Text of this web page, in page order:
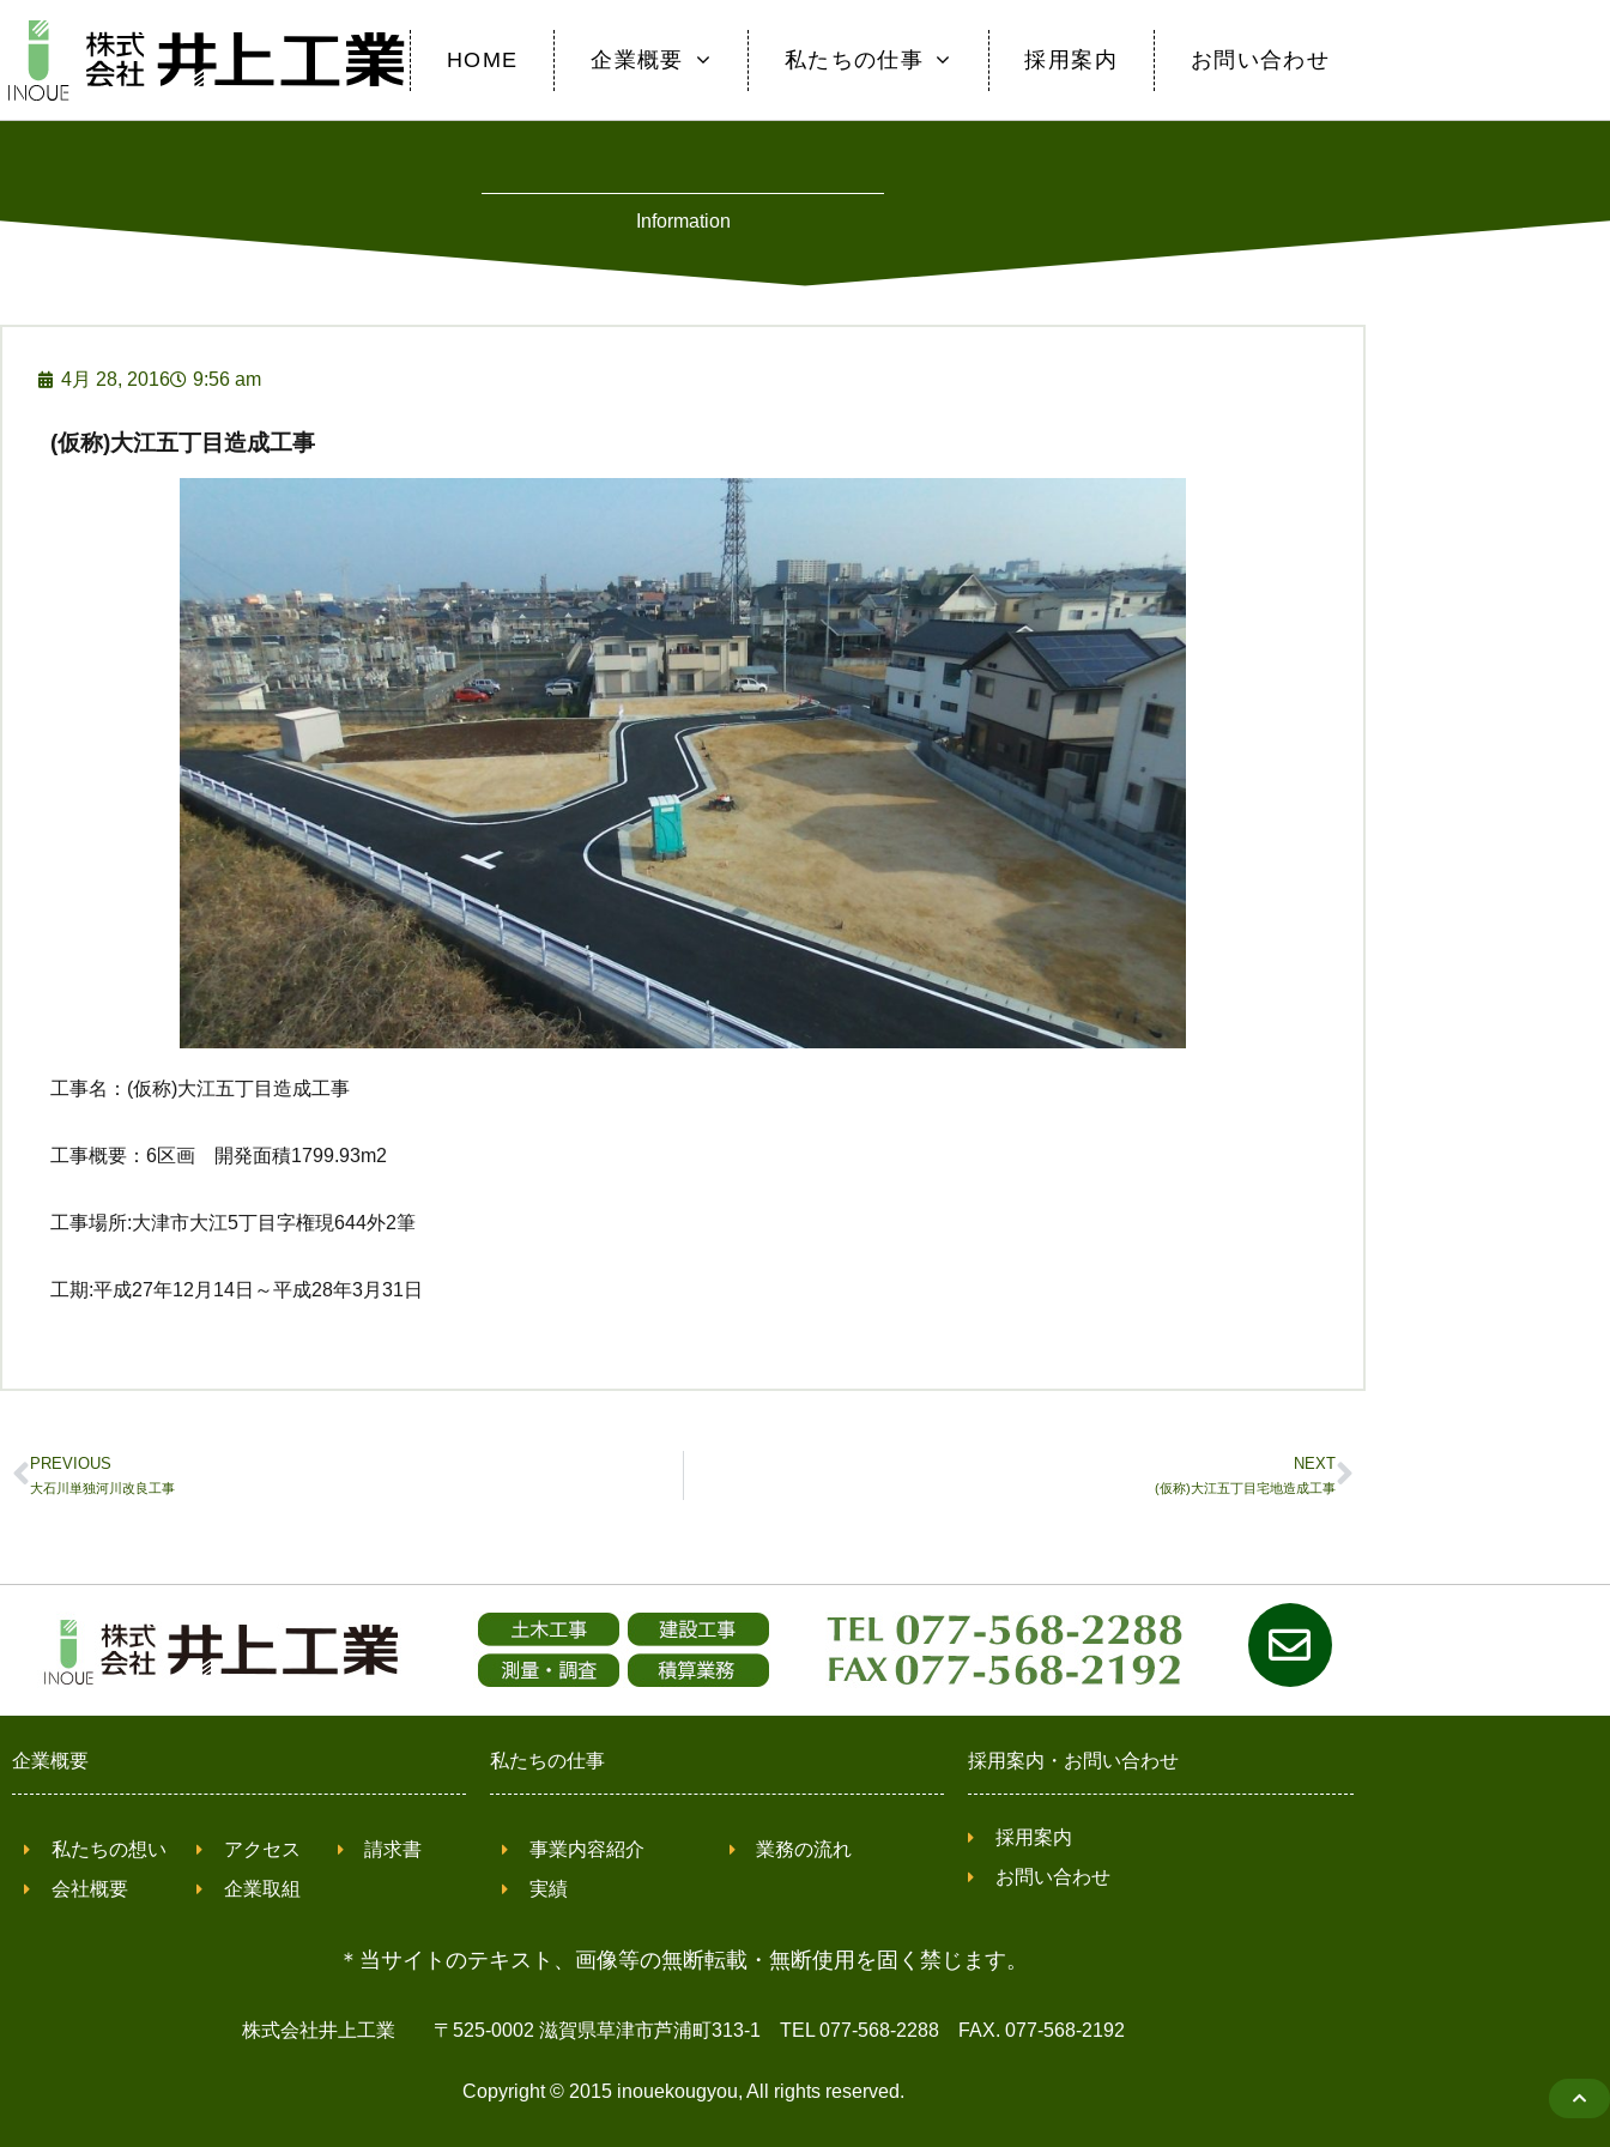
HOME 企業概要 私たちの仕事 採用案内 お問い合わせ
Information
4月 28, 2016 9:56 am
(仮称)大江五丁目造成工事
工事名：(仮称)大江五丁目造成工事
工事概要：6区画 開発面積1799.93m2
工事場所:大津市大江5丁目字権現644外2筆
工期:平成27年12月14日～平成28年3月31日
PREVIOUS
大石川単独河川改良工事
NEXT
(仮称)大江五丁目宅地造成工事
企業概要
私たちの想い
会社概要
アクセス
企業取組
請求書
私たちの仕事
事業内容紹介
実績
業務の流れ
採用案内・お問い合わせ
採用案内
お問い合わせ
＊当サイトのテキスト、画像等の無断転載・無断使用を固く禁じます。
株式会社井上工業 〒525-0002 滋賀県草津市芦浦町313-1 TEL 077-568-2288 FAX. 077-568-2192
Copyright © 2015 inouekougyou, All rights reserved.